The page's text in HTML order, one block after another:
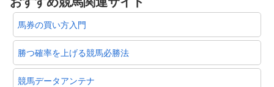
馬券の買い方入門
勝つ確率を上げる競馬必勝法
競馬データアンテナ